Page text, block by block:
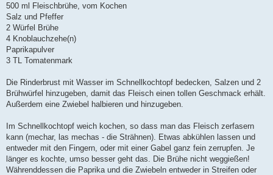
500 ml Fleischbrühe, vom Kochen
Salz und Pfeffer
2 Würfel Brühe
4 Knoblauchzehe(n)
Paprikapulver
3 TL Tomatenmark
Die Rinderbrust mit Wasser im Schnellkochtopf bedecken, Salzen und 2
Brühwürfel hinzugeben, damit das Fleisch einen tollen Geschmack erhält.
Außerdem eine Zwiebel halbieren und hinzugeben.
Im Schnellkochtopf weich kochen, so dass man das Fleisch zerfasern
kann (mechar, las mechas - die Strähnen). Etwas abkühlen lassen und
entweder mit den Fingern, oder mit einer Gabel ganz fein zerrupfen. Je
länger es kochte, umso besser geht das. Die Brühe nicht weggießen!
Währenddessen die Paprika und die Zwiebeln entweder in Streifen oder